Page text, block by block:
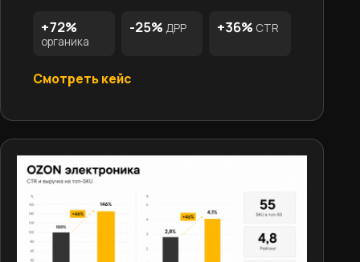
+72%
органика
-25% ДРР +36% CTR
Смотреть кейс